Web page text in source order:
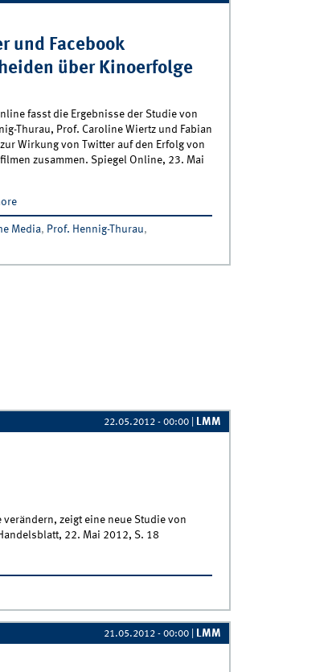
und Facebook
über Kinoerfolge
fasst die Ergebnisse der Studie von
Thurau, Prof. Caroline Wiertz und Fabian
Wirkung von Twitter auf den Erfolg von
zusammen. Spiegel Online, 23. Mai
über Kinoerfolge
Media, Prof. Hennig-Thurau,
22.05.2012 - 00:00 LMM
zeigt eine neue Studie von
22. Mai 2012, S. 18
21.05.2012 - 00:00 LMM